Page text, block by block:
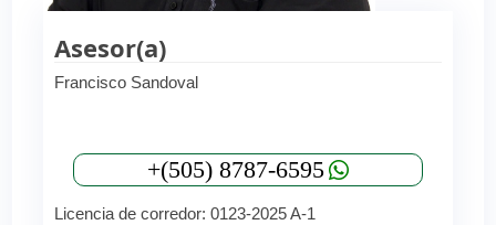
Asesor(a)
Francisco Sandoval
+(505) 8787-6595
Licencia de corredor: 0123-2025 A-1